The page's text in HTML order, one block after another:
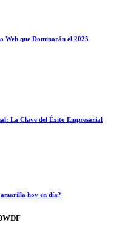
Web que Dominarán el 2025
La Clave del Éxito Empresarial
amarilla hoy en día?